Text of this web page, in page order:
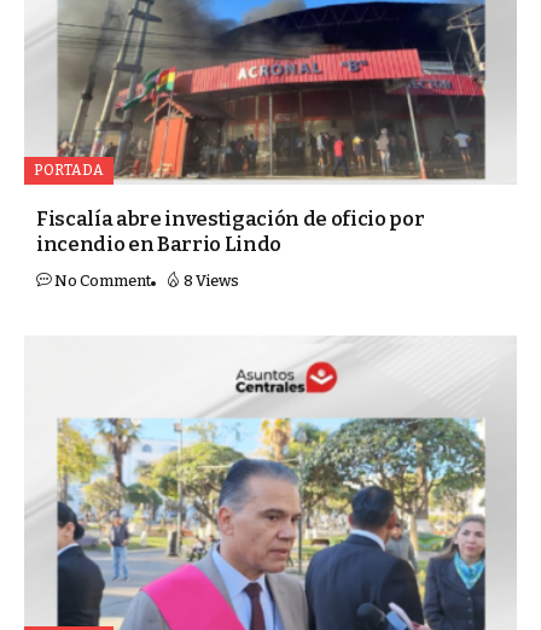
PORTADA
Fiscalía abre investigación de oficio por
incendio en Barrio Lindo
No Comment 8 Views